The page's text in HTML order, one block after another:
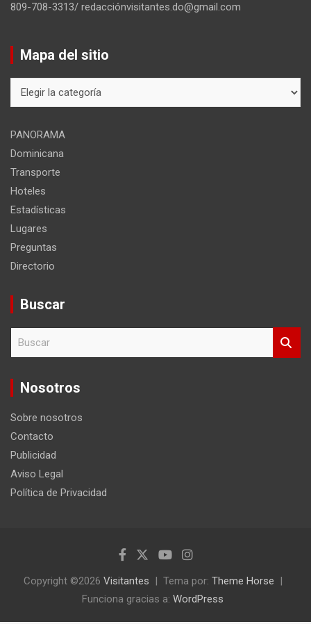
809-708-3313/ redacciónvisitantes.do@gmail.com
Mapa del sitio
del
PANORAMA
Dominicana
Transporte
Hoteles
Estadísticas
Lugares
Preguntas
Directorio
Buscar
c
Nosotros
Sobre nosotros
Contacto
Publicidad
Aviso Legal
Política de Privacidad
Copyright ©2026 Visitantes Tema por: Theme Horse
Funciona gracias a: WordPress